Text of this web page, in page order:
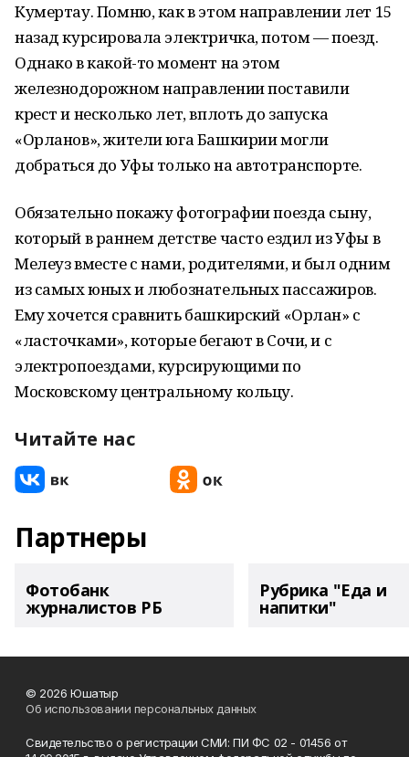
Кумертау. Помню, как в этом направлении лет 15
назад курсировала электричка, потом — поезд.
Однако в какой-то момент на этом
железнодорожном направлении поставили
крест и несколько лет, вплоть до запуска
«Орланов», жители юга Башкирии могли
добраться до Уфы только на автотранспорте.
Обязательно покажу фотографии поезда сыну,
который в раннем детстве часто ездил из Уфы в
Мелеуз вместе с нами, родителями, и был одним
из самых юных и любознательных пассажиров.
Ему хочется сравнить башкирский «Орлан» с
«ласточками», которые бегают в Сочи, и с
электропоездами, курсирующими по
Московскому центральному кольцу.
Читайте нас
Партнеры
Фотобанк
журналистов РБ
Рубрика "Еда и
напитки"
© 2026 Юшатыр
Об использовании персональных данных
Свидетельство о регистрации СМИ: ПИ ФС 02 - 01456 от